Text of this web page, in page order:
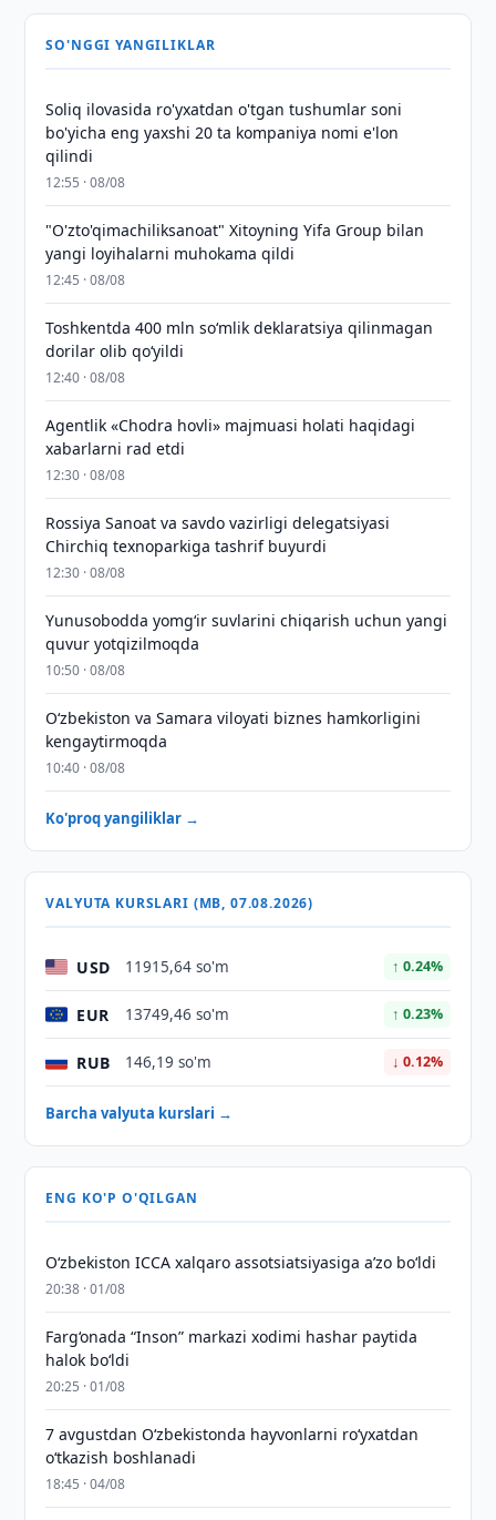
SO'NGGI YANGILIKLAR
Soliq ilovasida ro'yxatdan o'tgan tushumlar soni
bo'yicha eng yaxshi 20 ta kompaniya nomi e'lon
qilindi
12:55 · 08/08
"O'zto'qimachiliksanoat" Xitoyning Yifa Group bilan
yangi loyihalarni muhokama qildi
12:45 · 08/08
Toshkentda 400 mln so‘mlik deklaratsiya qilinmagan
dorilar olib qo‘yildi
12:40 · 08/08
Agentlik «Chodra hovli» majmuasi holati haqidagi
xabarlarni rad etdi
12:30 · 08/08
Rossiya Sanoat va savdo vazirligi delegatsiyasi
Chirchiq texnoparkiga tashrif buyurdi
12:30 · 08/08
Yunusobodda yomg‘ir suvlarini chiqarish uchun yangi
quvur yotqizilmoqda
10:50 · 08/08
Oʻzbekiston va Samara viloyati biznes hamkorligini
kengaytirmoqda
10:40 · 08/08
Ko'proq yangiliklar →
VALYUTA KURSLARI (MB, 07.08.2026)
USD 11915,64 so'm ↑ 0.24%
EUR 13749,46 so'm ↑ 0.23%
RUB 146,19 so'm ↓ 0.12%
Barcha valyuta kurslari →
ENG KO'P O'QILGAN
O‘zbekiston ICCA xalqaro assotsiatsiyasiga aʼzo bo‘ldi
20:38 · 01/08
Farg‘onada “Inson” markazi xodimi hashar paytida
halok bo‘ldi
20:25 · 01/08
7 avgustdan O‘zbekistonda hayvonlarni ro‘yxatdan
o‘tkazish boshlanadi
18:45 · 04/08